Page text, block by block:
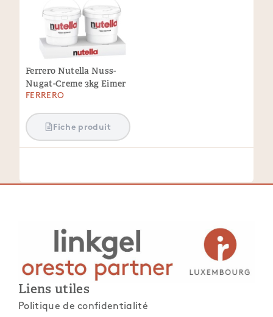
Ferrero Nutella Nuss-
Nugat-Creme 3kg Eimer
FERRERO
Fiche produit
Liens utiles
Politique de confidentialité